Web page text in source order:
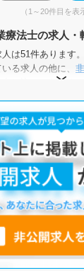
（1～20件目を表
療法士の求人・
は51件あります
る求人の他に、
申し込みいただく
では以下のよう
用中・ 新卒OK ・
施設・訪問リ
他
人がございますの
お問い合わせくだ
にお申し込みいた
いたします。